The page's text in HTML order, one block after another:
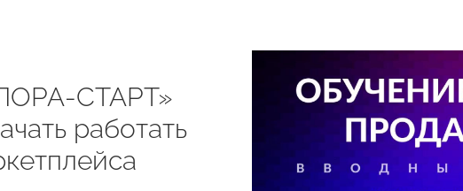
СТАРТ»
работать